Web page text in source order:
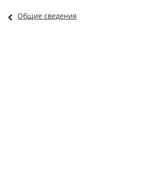
Общие сведения